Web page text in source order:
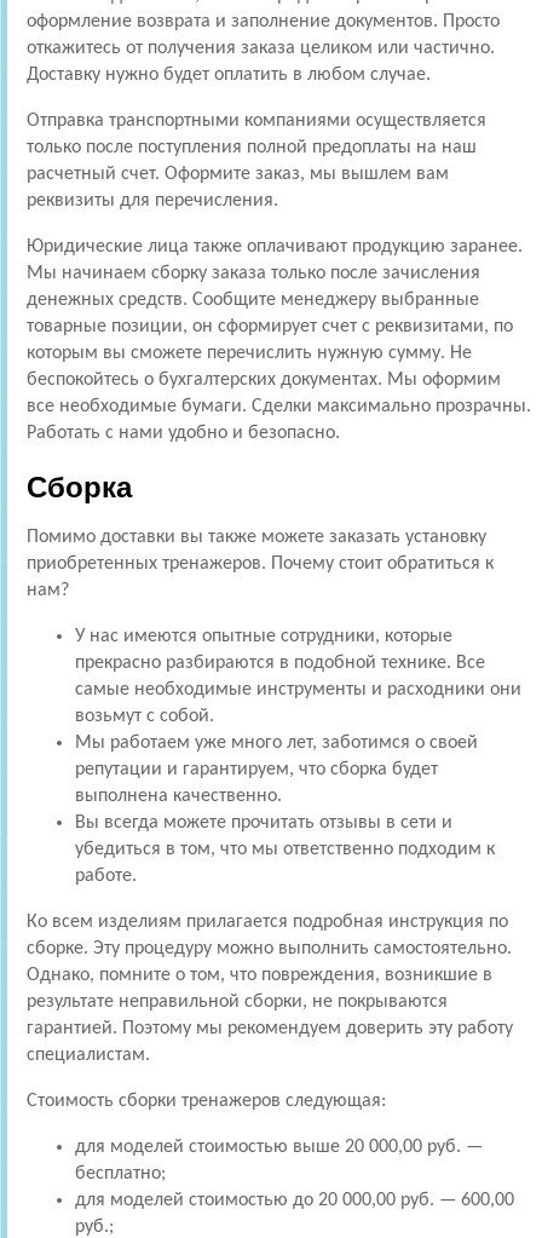
оформление возврата и заполнение документов. Просто
откажитесь от получения заказа целиком или частично.
Доставку нужно будет оплатить в любом случае.
Отправка транспортными компаниями осуществляется
только после поступления полной предоплаты на наш
расчетный счет. Оформите заказ, мы вышлем вам
реквизиты для перечисления.
Юридические лица также оплачивают продукцию заранее.
Мы начинаем сборку заказа только после зачисления
денежных средств. Сообщите менеджеру выбранные
товарные позиции, он сформирует счет с реквизитами, по
которым вы сможете перечислить нужную сумму. Не
беспокойтесь о бухгалтерских документах. Мы оформим
все необходимые бумаги. Сделки максимально прозрачны.
Работать с нами удобно и безопасно.
Сборка
Помимо доставки вы также можете заказать установку
приобретенных тренажеров. Почему стоит обратиться к
нам?
У нас имеются опытные сотрудники, которые
прекрасно разбираются в подобной технике. Все
самые необходимые инструменты и расходники они
возьмут с собой.
Мы работаем уже много лет, заботимся о своей
репутации и гарантируем, что сборка будет
выполнена качественно.
Вы всегда можете прочитать отзывы в сети и
убедиться в том, что мы ответственно подходим к
работе.
Ко всем изделиям прилагается подробная инструкция по
сборке. Эту процедуру можно выполнить самостоятельно.
Однако, помните о том, что повреждения, возникшие в
результате неправильной сборки, не покрываются
гарантией. Поэтому мы рекомендуем доверить эту работу
специалистам.
Стоимость сборки тренажеров следующая:
для моделей стоимостью выше 20 000,00 руб. —
бесплатно;
для моделей стоимостью до 20 000,00 руб. — 600,00
руб.;